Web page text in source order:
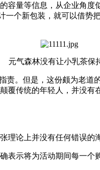
量等信息，从企业角度
个新包装，就可以借
气森林没有让小乳茶保
但是，这份颇为老道
覆传统的年轻人，并没
论上并没有任何错误的海
示将为活动期间每一个